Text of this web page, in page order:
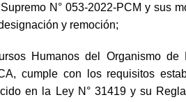
N° 053-2022-PCM y sus
y remoción;
Humanos del Organismo
cumple con los requisitos
en la Ley N° 31419 y su